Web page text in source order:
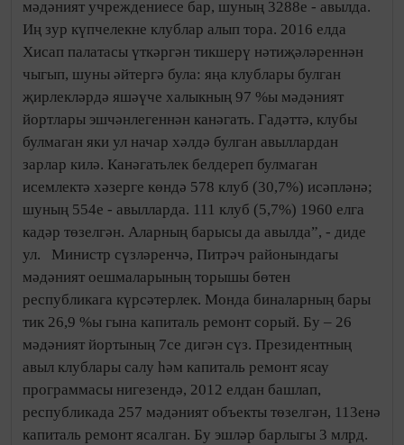
мәдәният учреждениесе бар, шуның 3288е - авылда.
Иң зур күпчелекне клублар алып тора. 2016 елда
Хисап палатасы үткәргән тикшерү нәтиҗәләреннән
чыгып, шуны әйтергә була: яңа клублары булган
җирлекләрдә яшәүче халыкның 97 %ы мәдәният
йортлары эшчәнлегеннән канәгать. Гадәттә, клубы
булмаган яки ул начар хәлдә булган авыллардан
зарлар килә. Канәгатьлек белдереп булмаган
исемлектә хәзерге көндә 578 клуб (30,7%) исәпләнә;
шуның 554е - авылларда. 111 клуб (5,7%) 1960 елга
кадәр төзелгән. Аларның барысы да авылда”, - диде
ул. Министр сүзләренчә, Питрәч районындагы
мәдәният оешмаларының торышы бөтен
республикага күрсәтерлек. Монда биналарның бары
тик 26,9 %ы гына капиталь ремонт сорый. Бу – 26
мәдәният йортының 7се дигән сүз. Президентның
авыл клублары салу һәм капиталь ремонт ясау
программасы нигезендә, 2012 елдан башлап,
республикада 257 мәдәният объекты төзелгән, 113енә
капиталь ремонт ясалган. Бу эшләр барлыгы 3 млрд.